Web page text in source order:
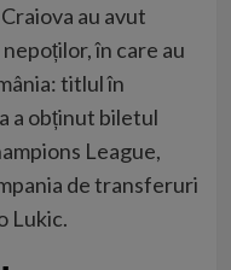
au avut
în care au
titlul în
a obținut biletul
League,
de transferuri
Lukic.